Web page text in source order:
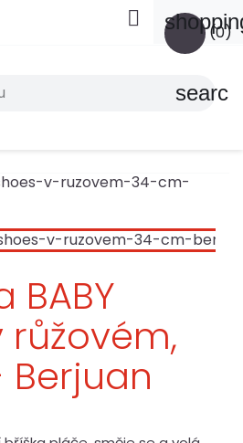
(0)

search
BABY
růžovém,